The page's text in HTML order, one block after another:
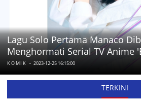
Lagu Solo Pertama Manaco
Menghormati Serial TV Anime
KOMIK -2023-12-25 16:15:00
TERKINI